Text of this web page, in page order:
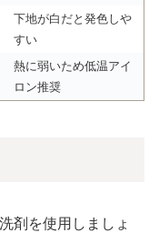
下地が白だと発色しや
すい
熱に弱いため低温アイ
ロン推奨
剤を使用しましょ